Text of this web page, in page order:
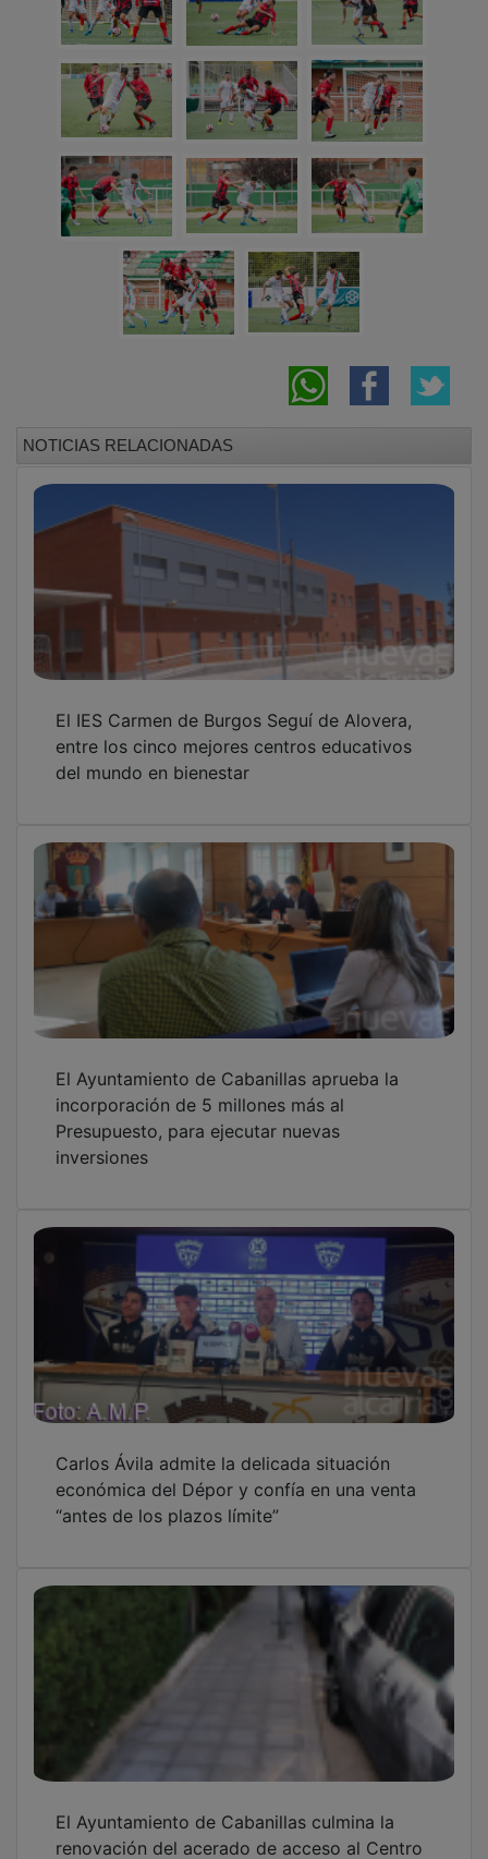
entre los cinco mejores centros educativos
del mundo en bienestar
incorporación de 5 millones más al
Presupuesto, para ejecutar nuevas
inversiones
Carlos Ávila admite la delicada situación
económica del Dépor y confía en una venta
“antes de los plazos límite”
renovación del acerado de acceso al Centro